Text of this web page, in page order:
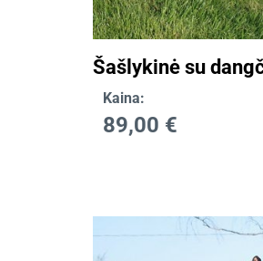
Šašlykinė su
Kaina:
89,00 €